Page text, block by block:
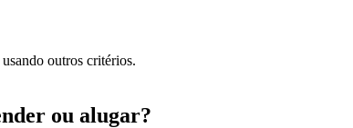
outros critérios.
ou alugar?